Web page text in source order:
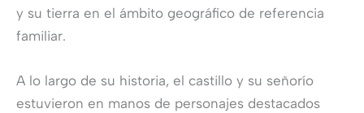
y su tierra en el ámbito geográfico de referencia
familiar.
A lo largo de su historia, el castillo y su señorío
estuvieron en manos de personajes destacados